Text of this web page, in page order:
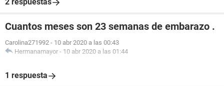
Cuantos meses son 23 semanas de embarazo .
Carolina271992 - 10 abr 2020 a las 00:43
Hermanamayor - 10 abr 2020 a las 01:44
1 respuesta